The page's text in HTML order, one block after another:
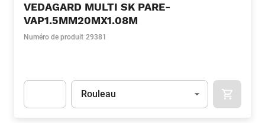
VEDAGARD MULTI SK PARE-
VAP1.5MM20MX1.08M
Numéro de produit 29381
Unité
Rouleau